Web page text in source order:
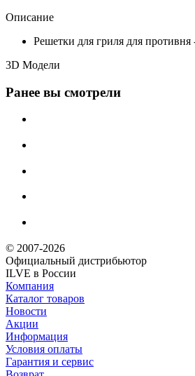
Описание
Решетки для гриля для
3D Модели
Ранее вы смотрели
© 2007-2026
Официальный дистрибьютoр
ILVE в России
Компания
Каталог товаров
Новости
Акции
Информация
Условия оплаты
Гарантия и сервис